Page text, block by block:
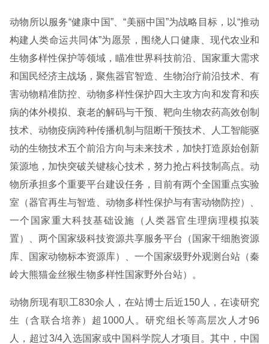
动物所以服务“健康中国”、“美丽中国”为战略目标，以“推动
构建人类命运共同体”为愿景，围绕人口健康、现代农业和
生物多样性保护等领域，瞄准世界科技前沿、国家重大需求
和国民经济主战场，聚焦器官智造、生物治疗前沿技术、有
害动物精准防控、动物多样性保护四大主攻方向和发育和疾
病的体外模拟、衰老的解码与干预、靶向生物农药高效创制
技术、动物疫病跨种传播机制与阻断干预技术、人工智能驱
动的生物技术五个前沿方向与未来技术，加快打造原始创新
策源地，加快突破关键核心技术，努力抢占科技制高点。动
物所承担多个重要平台建设任务，目前有两个全国重点实验
室（器官再生与智造、动物多样性保护与有害动物防控）、
一个国家重大科技基础设施（人类器官生理病理模拟装
置）、两个国家级科技资源共享服务平台（国家干细胞资源
库、国家动物标本资源库）、一个国家级野外观测台站（秦
岭大熊猫金丝猴生物多样性国家野外台站）。
动物所现有职工830余人，在站博士后近150人，在读研究
生（含联合培养）超1000人。研究组长等高层次人才96
人，超过3/4入选国家或中国科学院人才项目。其中，中国